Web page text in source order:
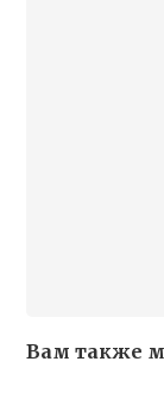
Вам также